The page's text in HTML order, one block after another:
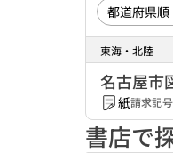
東海・北陸
名古屋市
紙請求記号
書店で